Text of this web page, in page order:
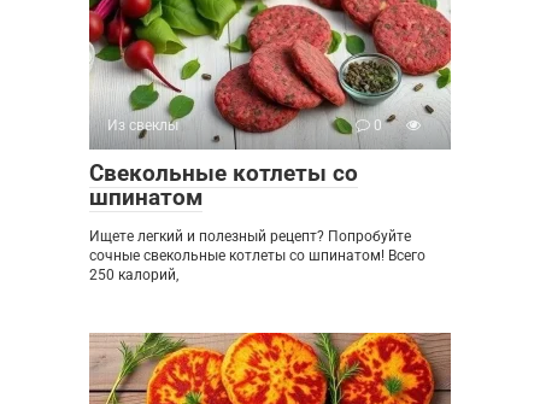
Из свеклы 0
Свекольные котлеты со
шпинатом
Ищете легкий и полезный рецепт? Попробуйте
сочные свекольные котлеты со шпинатом! Всего
250 калорий,